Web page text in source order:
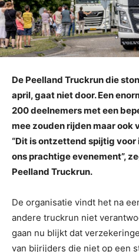
De Peelland Truckrun die
april, gaat niet door. Een
200 deelnemers met een
mee zouden rijden maar ook
“Dit is ontzettend spijtig
ons prachtige evenement”,
Peelland Truckrun.
De organisatie vindt het na
andere truckrun niet
gaan nu blijkt dat
van bijrijders die niet op een